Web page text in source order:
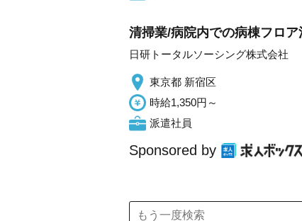
清掃業/病院内での病棟フロ
日研トータルソーシング株式会社
東京都 新宿区
時給1,350円～
派遣社員
Sponsored by